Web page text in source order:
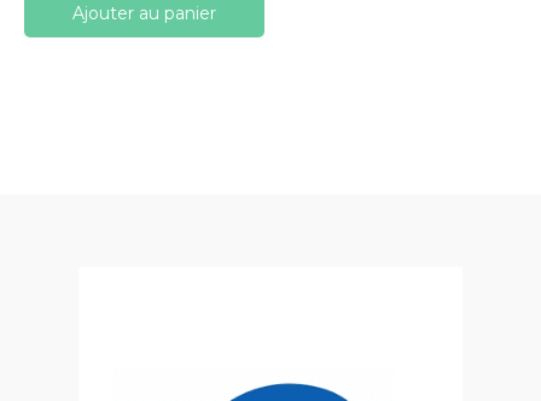
Ajouter au panier